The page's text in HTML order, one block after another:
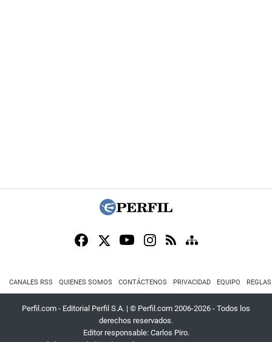
CANALES RSS QUIENES SOMOS CONTÁCTENOS PRIVACIDAD EQUIPO
Perfil.com - Editorial Perfil S.A. | © Perfil.com 2006-2026 - Todos los
derechos reservados.
Editor responsable: Carlos Piro.